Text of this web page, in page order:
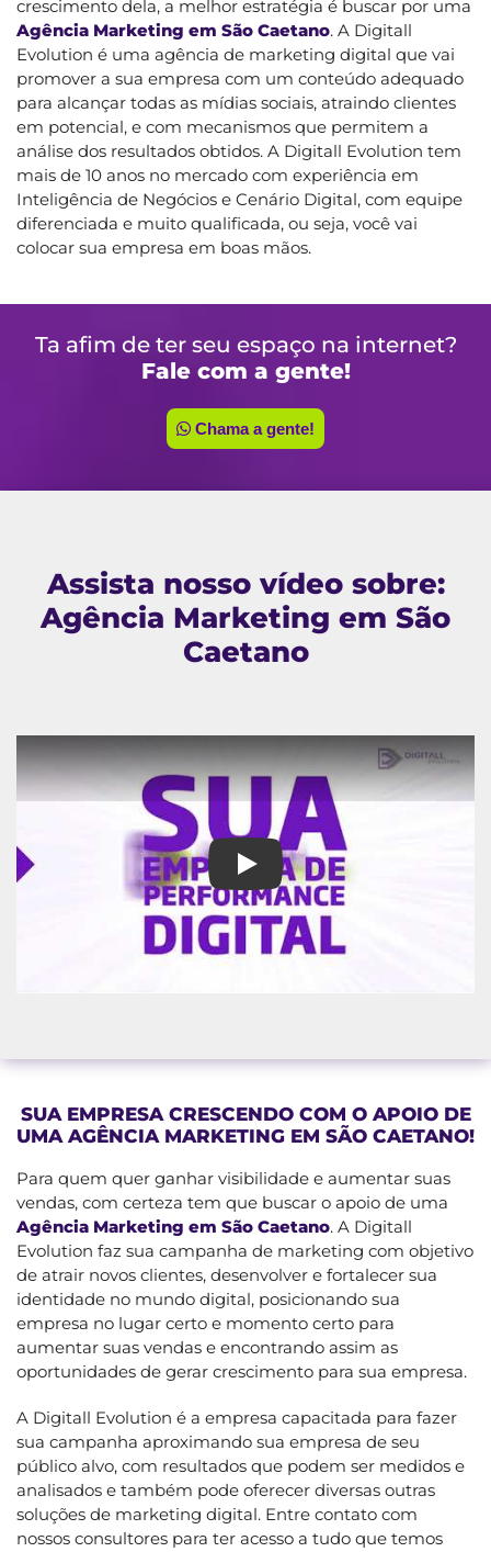
crescimento dela, a melhor estratégia é buscar por uma
Agência Marketing em São Caetano. A Digitall
Evolution é uma agência de marketing digital que vai
promover a sua empresa com um conteúdo adequado
para alcançar todas as mídias sociais, atraindo clientes
em potencial, e com mecanismos que permitem a
análise dos resultados obtidos. A Digitall Evolution tem
mais de 10 anos no mercado com experiência em
Inteligência de Negócios e Cenário Digital, com equipe
diferenciada e muito qualificada, ou seja, você vai
colocar sua empresa em boas mãos.
Ta afim de ter seu espaço na internet?
Fale com a gente!
Chama a gente!
Assista nosso vídeo sobre:
Agência Marketing em São
Caetano
Agência Marketing em São
SUA EMPRESA CRESCENDO COM O APOIO DE
UMA AGÊNCIA MARKETING EM SÃO CAETANO!
Para quem quer ganhar visibilidade e aumentar suas
vendas, com certeza tem que buscar o apoio de uma
Agência Marketing em São Caetano. A Digitall
Evolution faz sua campanha de marketing com objetivo
de atrair novos clientes, desenvolver e fortalecer sua
identidade no mundo digital, posicionando sua
empresa no lugar certo e momento certo para
aumentar suas vendas e encontrando assim as
oportunidades de gerar crescimento para sua empresa.
A Digitall Evolution é a empresa capacitada para fazer
sua campanha aproximando sua empresa de seu
público alvo, com resultados que podem ser medidos e
analisados e também pode oferecer diversas outras
soluções de marketing digital. Entre contato com
nossos consultores para ter acesso a tudo que temos